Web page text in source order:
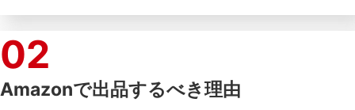
02
Amazonで出品するべき理由